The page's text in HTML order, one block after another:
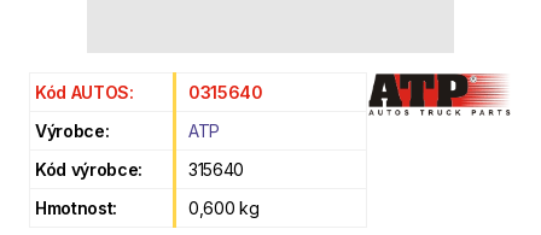
Kód AUTOS:
0315640
Výrobce:
ATP
Kód výrobce:
315640
Hmotnost:
0,600 kg